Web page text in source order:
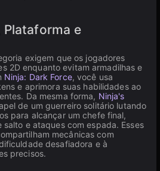
e
exigem que os jogadores
2D enquanto evitam armadilhas e
Ninja: Dark Force, você usa
e aprimora suas habilidades ao
Da mesma forma, Ninja's
de um guerreiro solitário lutando
para alcançar um chefe final,
e ataques com espada. Esses
mecânicas com
desafiadora e à
precisos.